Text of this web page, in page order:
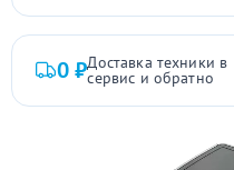
0 ₽Доставка техники в
сервис и обратно